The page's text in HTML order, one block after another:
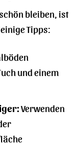
bleiben, ist
Tipps:
und einem
Verwenden